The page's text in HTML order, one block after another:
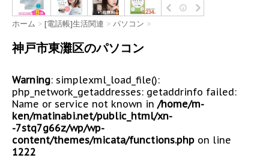
ホーム > [電話帳]生活関連 > パソコン >
神戸市東灘区のパソコン
Warning: simplexml_load_file():
php_network_getaddresses: getaddrinfo failed:
Name or service not known in /home/m-
ken/matinabi.net/public_html/xn-
-7stq7g66z/wp/wp-
content/themes/micata/functions.php on line
1222